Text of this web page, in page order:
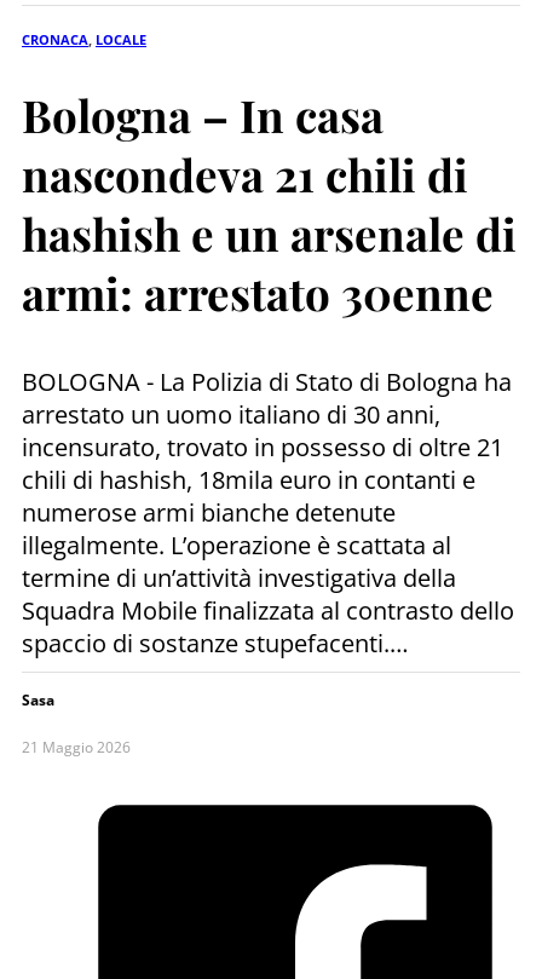
CRONACA LOCALE
Bologna – In casa
nascondeva 21 chili di
hashish e un arsenale di
armi: arrestato 30enne
BOLOGNA - La Polizia di Stato di Bologna ha
arrestato un uomo italiano di 30 anni,
incensurato, trovato in possesso di oltre 21
chili di hashish, 18mila euro in contanti e
numerose armi bianche detenute
illegalmente. L’operazione è scattata al
termine di un’attività investigativa della
Squadra Mobile finalizzata al contrasto dello
spaccio di sostanze stupefacenti.…
Sasa
21 Maggio 2026